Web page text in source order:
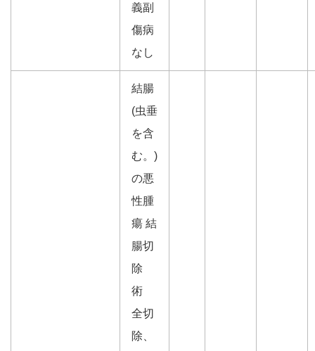
義副
傷病
なし
結腸
(虫垂
を含
む。)
の悪
性腫
瘍 結
腸切
除
術
全切
除、